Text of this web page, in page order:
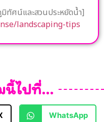
ทัศน์และสวนประหยัดน้ำ]
landscaping-tips
นี้ไปที่...
WhatsApp